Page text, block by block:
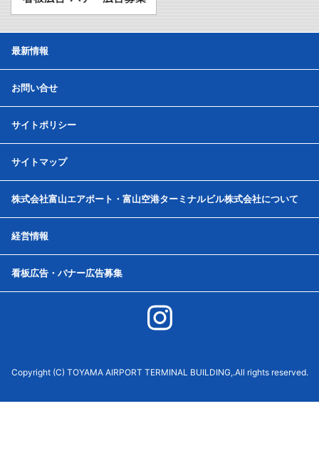
最新情報
お問い合せ
サイトポリシー
サイトマップ
株式会社富山エアポート・富山空港ターミナルビル株式会社について
経営情報
看板広告・バナー広告募集
Copyright (C) TOYAMA AIRPORT TERMINAL BUILDING,.All rights reserved.